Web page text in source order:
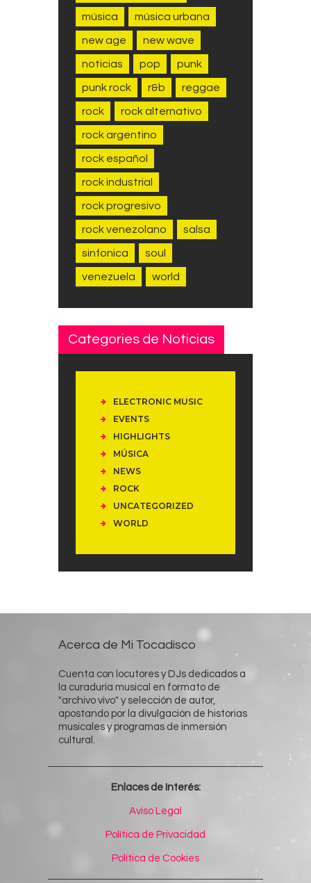
música música urbana
new age new wave
noticias pop punk
punk rock r&b reggae
rock rock alternativo
rock argentino
rock español
rock industrial
rock progresivo
rock venezolano salsa
sinfonica soul
venezuela world
Categories de Noticias
ELECTRONIC MUSIC
EVENTS
HIGHLIGHTS
MÚSICA
NEWS
ROCK
UNCATEGORIZED
WORLD
Acerca de Mi Tocadisco
Cuenta con locutores y DJs dedicados a
la curaduría musical en formato de
"archivo vivo" y selección de autor,
apostando por la divulgación de historias
musicales y programas de inmersión
cultural.
Enlaces de Interés:
Aviso Legal
Política de Privacidad
Política de Cookies